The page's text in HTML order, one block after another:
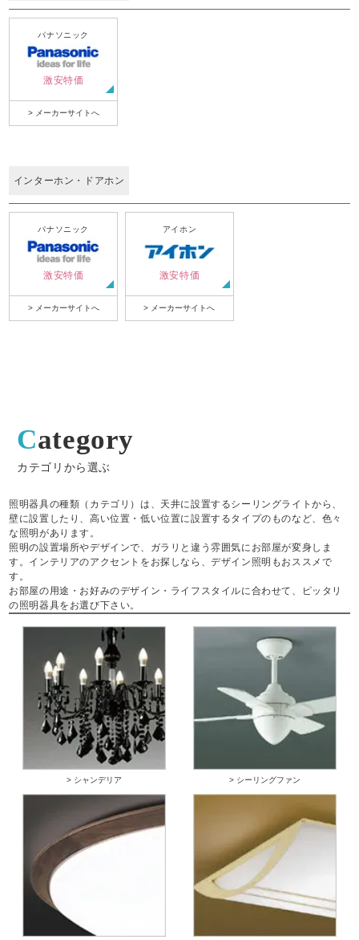
パナソニック
激安特価
> メーカーサイトへ
インターホン・ドアホン
パナソニック
激安特価
> メーカーサイトへ
アイホン
激安特価
> メーカーサイトへ
Category
カテゴリから選ぶ
照明器具の種類（カテゴリ）は、天井に設置するシーリングライトから、
壁に設置したり、高い位置・低い位置に設置するタイプのものなど、色々
な照明があります。
照明の設置場所やデザインで、ガラリと違う雰囲気にお部屋が変身しま
す。インテリアのアクセントをお探しなら、デザイン照明もおススメで
す。
お部屋の用途・お好みのデザイン・ライフスタイルに合わせて、ピッタリ
の照明器具をお選び下さい。
> シャンデリア > シーリングファン